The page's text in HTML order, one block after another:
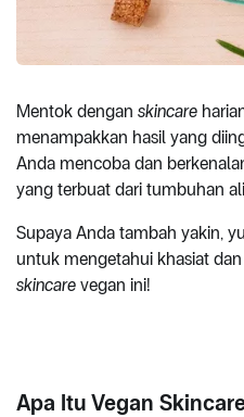
Mentok dengan skincare
menampakkan hasil yang
Anda mencoba dan
yang terbuat dari tumbuhan
Supaya Anda tambah yakin,
untuk mengetahui khasiat
skincare vegan ini!
Apa Itu Vegan